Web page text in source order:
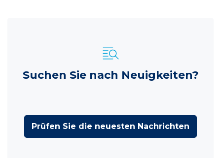
Suchen Sie nach Neuigkeiten?
Prüfen Sie die neuesten Nachrichten